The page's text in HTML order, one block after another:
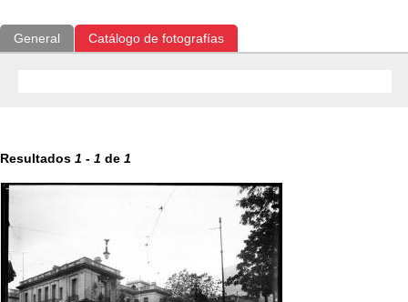
General Catálogo de fotografías
Resultados 1 - 1 de 1